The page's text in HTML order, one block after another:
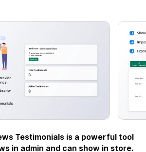
Testimonials is a powerful tool
in admin and can show in store.